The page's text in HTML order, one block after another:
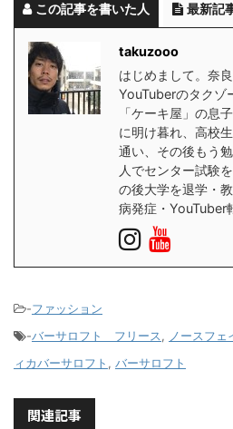
この記事を書いた人 最新記
takuzooo
はじめまして。奈
YouTuberのタクゾ
「ケーキ屋」の息
に明け暮れ、高校
通い、その後もう
人でセンター試験
の後大学を退学・
病発症・YouTuber
-ファッション
-バーサロフト フリース, ノースフ
ィカバーサロフト , バーサロフト
関連記事